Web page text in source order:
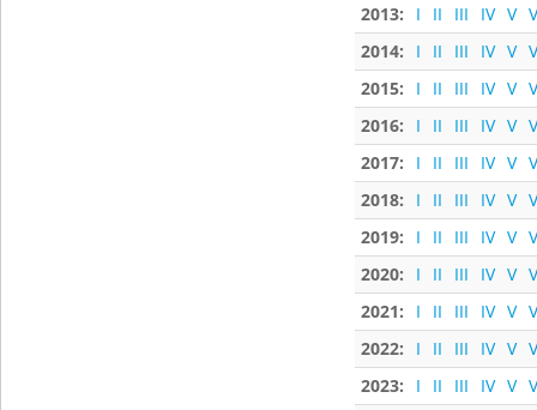
2013:
I II III IV V
2014:
I II III IV V
2015:
I II III IV V
2016:
I II III IV V
2017:
I II III IV V
2018:
I II III IV V
2019:
I II III IV V
2020:
I II III IV V
2021:
I II III IV V
2022:
I II III IV V
2023:
I II III IV V